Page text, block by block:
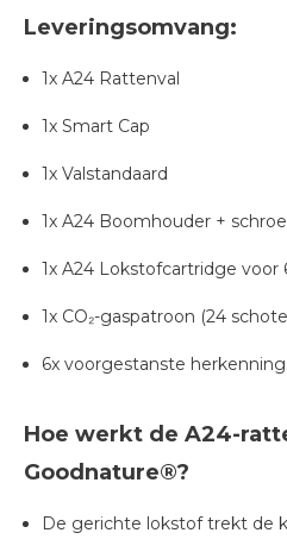
Leveringsomvang:
1x A24 Rattenval
1x Smart Cap
1x Valstandaard
1x A24 Boomhouder +
1x A24 Lokstofcartridge
1x CO₂-gaspatroon (24
6x voorgestanste
Hoe werkt de A24-
Goodnature®?
De gerichte lokstof trekt de